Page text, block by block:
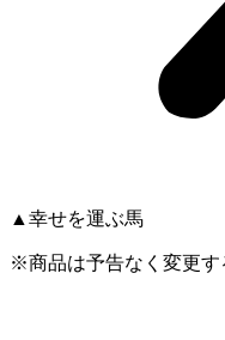
▲幸せを運ぶ馬
※商品は予告なく変更す